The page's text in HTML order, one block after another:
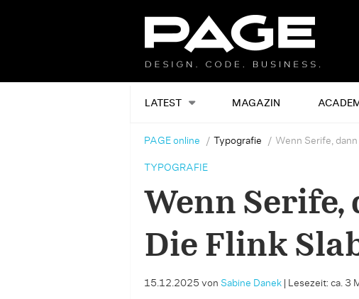
LATEST MAGAZIN
PAGE online Typografie Wenn Serife,
TYPOGRAFIE
Wenn
Die Flink
15.12.2025 von Sabine Danek| Lesezeit: ca. 3